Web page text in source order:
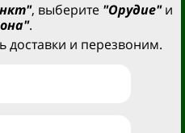
, выберите "Орудие"и
.
доставки и перезвоним.